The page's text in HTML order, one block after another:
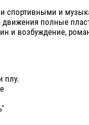
спортивными и
полные
и возбуждение,
плу.